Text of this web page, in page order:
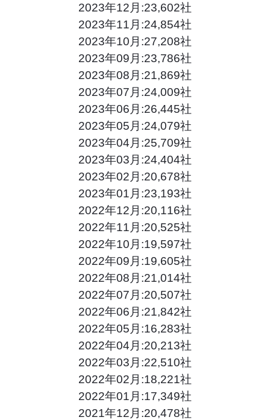
2023年12月:23,602社
2023年11月:24,854社
2023年10月:27,208社
2023年09月:23,786社
2023年08月:21,869社
2023年07月:24,009社
2023年06月:26,445社
2023年05月:24,079社
2023年04月:25,709社
2023年03月:24,404社
2023年02月:20,678社
2023年01月:23,193社
2022年12月:20,116社
2022年11月:20,525社
2022年10月:19,597社
2022年09月:19,605社
2022年08月:21,014社
2022年07月:20,507社
2022年06月:21,842社
2022年05月:16,283社
2022年04月:20,213社
2022年03月:22,510社
2022年02月:18,221社
2022年01月:17,349社
2021年12月:20,478社